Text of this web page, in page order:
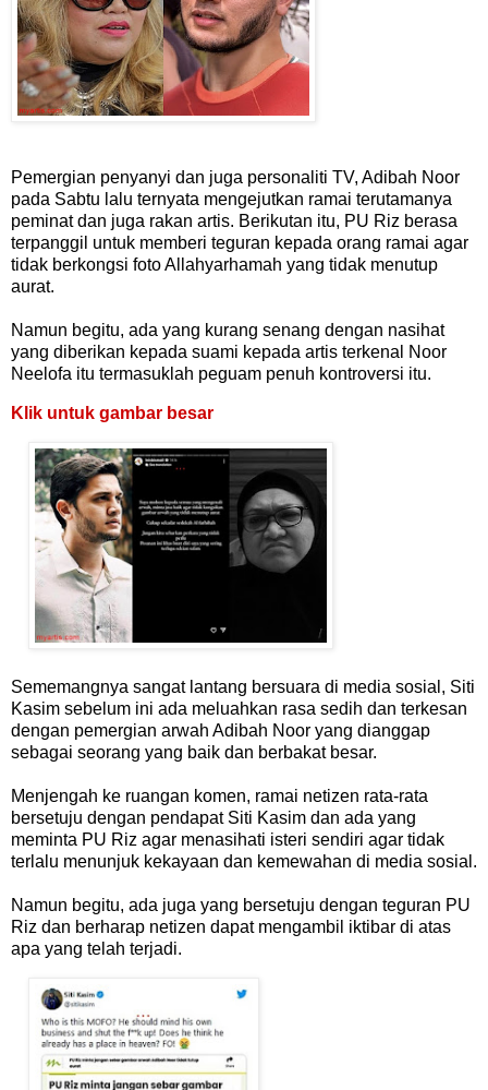
Pemergian penyanyi dan juga personaliti TV, Adibah Noor
pada Sabtu lalu ternyata mengejutkan ramai terutamanya
peminat dan juga rakan artis. Berikutan itu, PU Riz berasa
terpanggil untuk memberi teguran kepada orang ramai agar
tidak berkongsi foto Allahyarhamah yang tidak menutup
aurat.
Namun begitu, ada yang kurang senang dengan nasihat
yang diberikan kepada suami kepada artis terkenal Noor
Neelofa itu termasuklah peguam penuh kontroversi itu.
Klik untuk gambar besar
Sememangnya sangat lantang bersuara di media sosial, Siti
Kasim sebelum ini ada meluahkan rasa sedih dan terkesan
dengan pemergian arwah Adibah Noor yang dianggap
sebagai seorang yang baik dan berbakat besar.
Menjengah ke ruangan komen, ramai netizen rata-rata
bersetuju dengan pendapat Siti Kasim dan ada yang
meminta PU Riz agar menasihati isteri sendiri agar tidak
terlalu menunjuk kekayaan dan kemewahan di media sosial.
Namun begitu, ada juga yang bersetuju dengan teguran PU
Riz dan berharap netizen dapat mengambil iktibar di atas
apa yang telah terjadi.